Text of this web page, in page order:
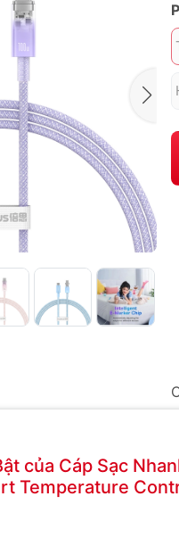
của Cáp Sạc
Temperature